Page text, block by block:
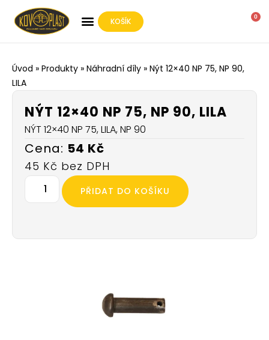
KOŠÍK 0
Úvod » Produkty » Náhradní díly » Nýt 12×40 NP 75, NP 90,
LILA
NÝT 12×40 NP 75, NP 90, LILA
NÝT 12×40 NP 75, LILA, NP 90
54 Kč
45 Kč
PŘIDAT DO KOŠÍKU